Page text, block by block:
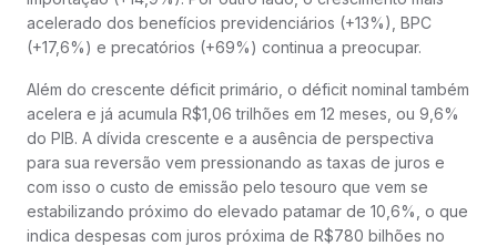
acelerado dos benefícios previdenciários (+13%), BPC
(+17,6%) e precatórios (+69%) continua a preocupar.
Além do crescente déficit primário, o déficit nominal também
acelera e já acumula R$1,06 trilhões em 12 meses, ou 9,6%
do PIB. A dívida crescente e a ausência de perspectiva
para sua reversão vem pressionando as taxas de juros e
com isso o custo de emissão pelo tesouro que vem se
estabilizando próximo do elevado patamar de 10,6%, o que
indica despesas com juros próxima de R$780 bilhões no